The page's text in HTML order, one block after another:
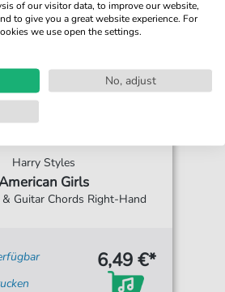
Harry Styles
Girls
& Guitar Chords Right-Hand
6,49 €*
of our visitor data, to improve our website,
to give you a great website experience. For
we use open the settings.
No, adjust